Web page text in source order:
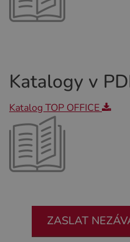
Katalogy v
Katalog TOP OFFICE
ZASLAT